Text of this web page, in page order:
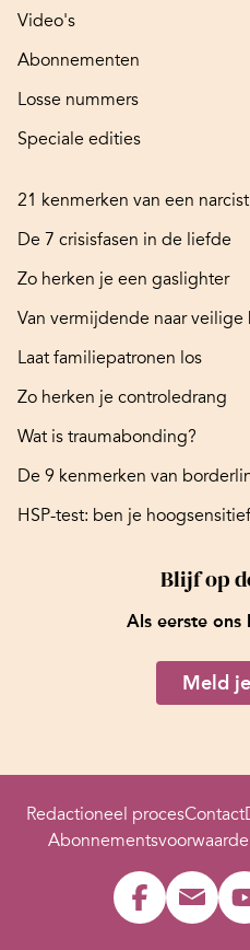
Video's
Abonnementen
Losse nummers
Speciale edities
21 kenmerken van een narcist
De 7 crisisfasen in de liefde
Zo herken je een gaslighter
Van vermijdende naar veilige
Laat familiepatronen los
Zo herken je controledrang
Wat is traumabonding?
De 9 kenmerken van
HSP-test: ben je
Blijf op
Als eerste ons
Meld
Redactioneel procesContact